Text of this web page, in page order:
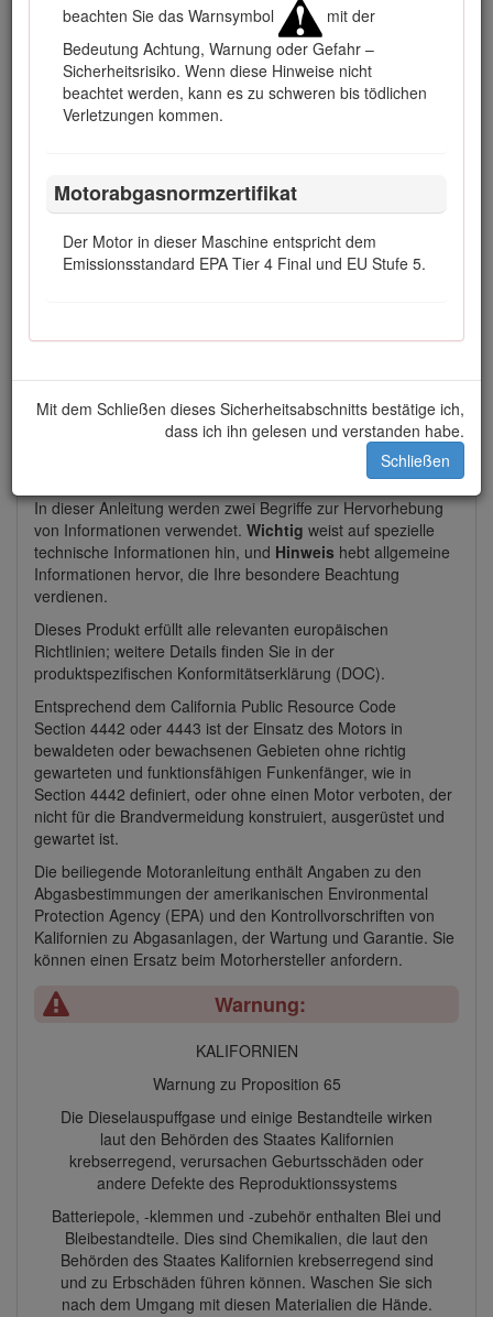
beachten Sie das Warnsymbol
mit der
Bedeutung Achtung, Warnung oder Gefahr –
Sicherheitsrisiko. Wenn diese Hinweise nicht
beachtet werden, kann es zu schweren bis tödlichen
Verletzungen kommen.
Motorabgasnormzertifikat
Der Motor in dieser Maschine entspricht dem
Emissionsstandard EPA Tier 4 Final und EU Stufe 5.
Mit dem Schließen dieses Sicherheitsabschnitts bestätige ich,
dass ich ihn gelesen und verstanden habe.
Schließen
In dieser Anleitung werden potenzielle Gefahren angeführt
und Sicherheitshinweise werden vom Sicherheitswarnsymbol
(Bild2) gekennzeichnet. Dieses Warnsymbol weist auf eine
Gefahr hin, die zu schweren oder tödlichen Verletzungen
Bild 2
In dieser Anleitung werden zwei Begriffe zur Hervorhebung
von Informationen verwendet. Wichtig weist auf spezielle
technische Informationen hin, und Hinweis hebt allgemeine
Informationen hervor, die Ihre besondere Beachtung
verdienen.
Dieses Produkt erfüllt alle relevanten europäischen
Richtlinien; weitere Details finden Sie in der
produktspezifischen Konformitätserklärung (DOC).
Entsprechend dem California Public Resource Code
Section 4442 oder 4443 ist der Einsatz des Motors in
bewaldeten oder bewachsenen Gebieten ohne richtig
gewarteten und funktionsfähigen Funkenfänger, wie in
Section 4442 definiert, oder ohne einen Motor verboten, der
nicht für die Brandvermeidung konstruiert, ausgerüstet und
gewartet ist.
Die beiliegende Motoranleitung enthält Angaben zu den
Abgasbestimmungen der amerikanischen Environmental
Protection Agency (EPA) und den Kontrollvorschriften von
Kalifornien zu Abgasanlagen, der Wartung und Garantie. Sie
können einen Ersatz beim Motorhersteller anfordern.
Warnung:
KALIFORNIEN
Warnung zu Proposition 65
Die Dieselauspuffgase und einige Bestandteile wirken
laut den Behörden des Staates Kalifornien
krebserregend, verursachen Geburtsschäden oder
andere Defekte des Reproduktionssystems
Batteriepole, -klemmen und -zubehör enthalten Blei und
Bleibestandteile. Dies sind Chemikalien, die laut den
Behörden des Staates Kalifornien krebserregend sind
und zu Erbschäden führen können. Waschen Sie sich
nach dem Umgang mit diesen Materialien die Hände.